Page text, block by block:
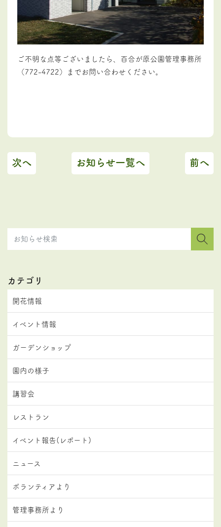
ご不明な点等ございましたら、百合が原公園管理事務所
（772-4722）までお問い合わせください。
次へ お知らせ一覧へ 前へ
カテゴリ
開花情報
イベント情報
ガーデンショップ
園内の様子
講習会
レストラン
イベント報告(レポート)
ニュース
ボランティアより
管理事務所より